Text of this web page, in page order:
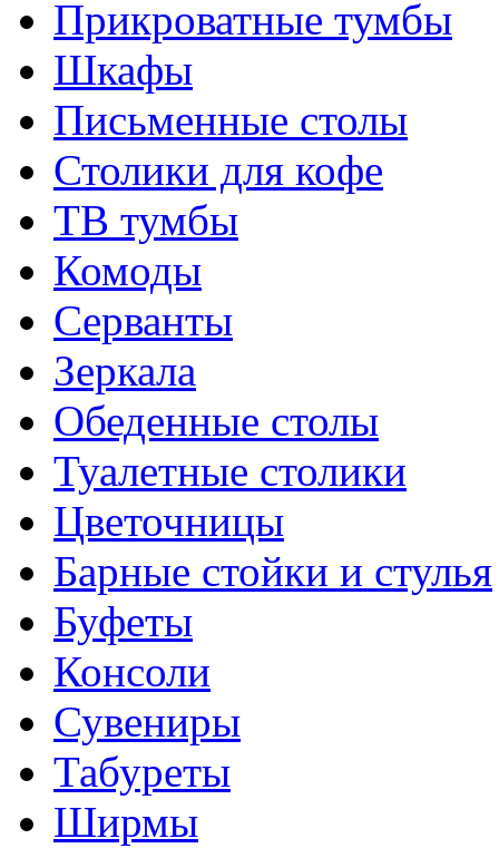
Прикроватные тумбы
Шкафы
Письменные столы
Столики для кофе
ТВ тумбы
Комоды
Серванты
Зеркала
Обеденные столы
Туалетные столики
Цветочницы
Барные стойки и стулья
Буфеты
Консоли
Сувениры
Табуреты
Ширмы